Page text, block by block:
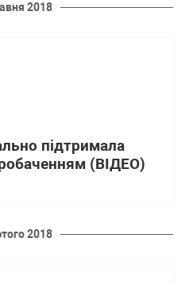
2018
підтримала
(ВІДЕО)
2018